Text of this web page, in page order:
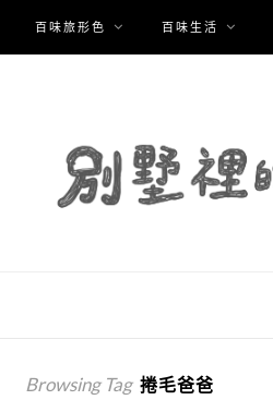
百味旅形色 百味生活
Browsing Tag 捲毛爸爸